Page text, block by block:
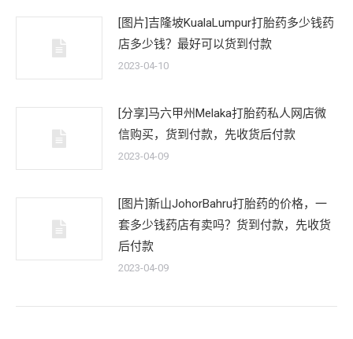
[图片]吉隆坡KualaLumpur打胎药多少钱药
店多少钱？最好可以货到付款
2023-04-10
[分享]马六甲州Melaka打胎药私人网店微
信购买，货到付款，先收货后付款
2023-04-09
[图片]新山JohorBahru打胎药的价格，一
套多少钱药店有卖吗？货到付款，先收货
后付款
2023-04-09